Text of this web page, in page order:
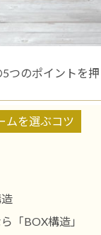
つのポイントを
ムを選ぶコツ
「BOX構造」